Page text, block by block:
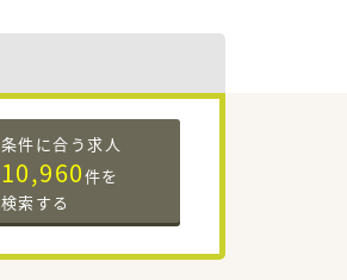
条件に合う求人
10,960件を
検索する